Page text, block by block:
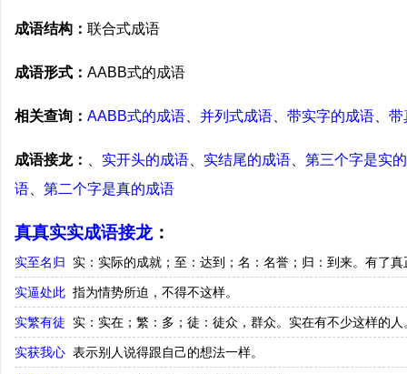
成语结构： 联合式成语
成语形式： AABB式的成语
相关查询： AABB式的成语 并列式成语 带实字的成语 带
成语接龙： 实开头的成语 实结尾的成语
第三个字是实
语
第二个字是真的成语
真真实实成语接龙：
实至名归 实：实际的成就；至：达到；名：名誉；归：到来。有了
实逼处此 指为情势所迫，不得不这样。
实繁有徒 实：实在；繁：多；徒：徒众，群众。实在有不少这样的人
实获我心 表示别人说得跟自己的想法一样。